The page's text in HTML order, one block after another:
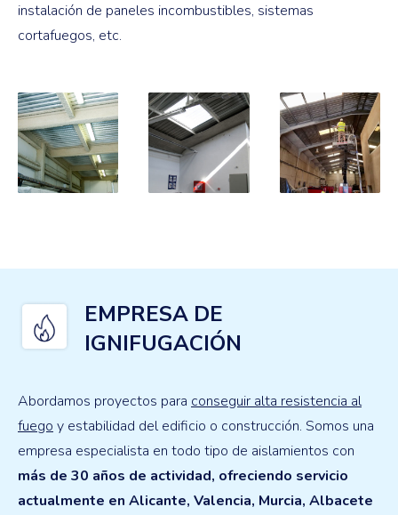
instalación de paneles incombustibles, sistemas
cortafuegos, etc.
EMPRESA DE
IGNIFUGACIÓN
Abordamos proyectos para conseguir alta resistencia al
fuego y estabilidad del edificio o construcción. Somos una
empresa especialista en todo tipo de aislamientos con
más de 30 años de actividad, ofreciendo servicio
actualmente en Alicante, Valencia, Murcia, Albacete